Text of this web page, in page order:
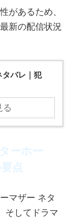
があるため、
新の配信状況
タバレ｜犯
る
ーホー
点
マザー ネタ
そしてドラマ